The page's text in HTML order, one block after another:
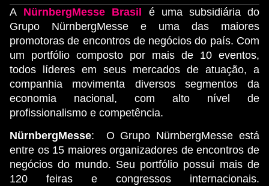
A NürnbergMesse Brasil é uma subsidiária do
Grupo NürnbergMesse e uma das maiores
promotoras de encontros de negócios do país. Com
um portfólio composto por mais de 10 eventos,
todos líderes em seus mercados de atuação, a
companhia movimenta diversos segmentos da
economia nacional, com alto nível de
profissionalismo e competência.
NürnbergMesse: O Grupo NürnbergMesse está
entre os 15 maiores organizadores de encontros de
negócios do mundo. Seu portfólio possui mais de
120 feiras e congressos internacionais.